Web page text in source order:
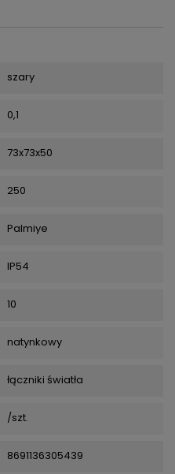
szary
0,1
73x73x50
250
Palmiye
IP54
10
natynkowy
łączniki światła
/szt.
8691136305439